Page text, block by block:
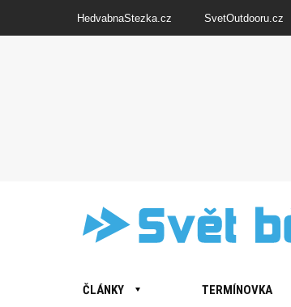
HedvabnaStezka.cz SvetOutdooru.cz
ČLÁNKY TERMÍNOVKA